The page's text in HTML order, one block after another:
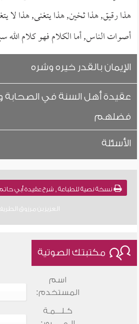
هذا رقيق, هذا ثخين, هذا يتغنى, هذا لا
أصوات الناس, أما الكلام فهو كلام الله
الإيمان بالقدر خيره وشره
عقيدة أهل السنة في الصحابة
فضلهم
الأسئلة
العزيز بن مرزوق
مكتبتك الصوتية
اسم
المستخدم:
كـلـــمـة